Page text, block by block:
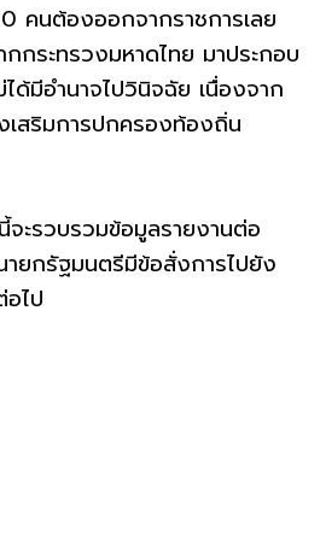
คนต้องออกจากราชการเลย
กระทรวงมหาดไทย มาประกอบ
ด้มีอำนาจไปวินิจฉัย เนื่องจาก
เสริมการปกครองท้องถิ่น
ะรวบรวมข้อมูลรายงานต่อ
ายกรัฐมนตรีมีข้อสั่งการไปยัง
ไป